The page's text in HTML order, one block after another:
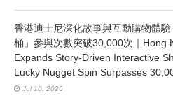
香港迪士尼深化故事與互動購物體
桶」參與次數突破30,000次｜Hong
Expands Story-Driven Interactive
Lucky Nugget Spin Surpasses
Jul 10, 2026